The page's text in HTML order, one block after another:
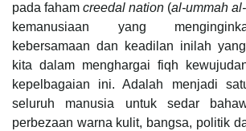
pada faham creedal nation (al-ummah
kemanusiaan yang
kebersamaan dan keadilan inilah
kita dalam menghargai fiqh
kepelbagaian ini. Adalah menjadi
seluruh manusia untuk sedar
perbezaan warna kulit, bangsa, politik